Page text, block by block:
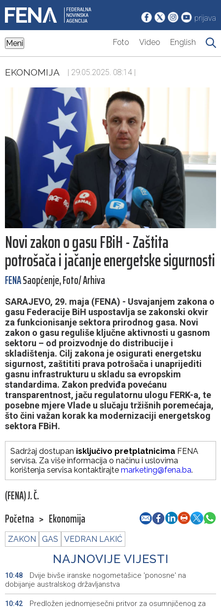
prijava
Meni Foto Video English
EKONOMIJA | 29.05.2025. 08:14 |
Novi zakon o gasu FBiH - Zaštita
potrošača i jačanje energetske sigurnosti
FENASaopćenje, Foto/ Arhiva
SARAJEVO, 29. maja (FENA) - Usvajanjem zakona o
gasu Federacije BiH uspostavlja se zakonski okvir
za funkcionisanje sektora prirodnog gasa. Novi
zakon o gasu reguliše ključne aktivnosti u gasnom
sektoru – od proizvodnje do distribucije i
skladištenja. Cilj zakona je osigurati energetsku
sigurnost, zaštititi prava potrošača i unaprijediti
gasnu infrastrukturu u skladu sa evropskim
standardima. Zakon predviđa povećanu
transparentnost, jaču regulatornu ulogu FERK-a, te
posebne mjere Vlade u slučaju tržišnih poremećaja,
što čini važan korak ka modernizaciji energetskog
sektora FBiH.
Sadržaj dostupan isključivo pretplatnicima FENA
servisa. Za više informacija o načinu i uslovima
korištenja servisa kontaktirajte marketing@fena.ba.
(FENA) J. Č.
Početna > Ekonomija
ZAKON GAS VEDRAN LAKIĆ
NAJNOVIJE VIJESTI
10:48
Dvije bivše iranske nogometašice 'ponosne' na
dobijanje australskog državljanstva
10:42
Predložen jednomjesečni pritvor za osumnjičenog za